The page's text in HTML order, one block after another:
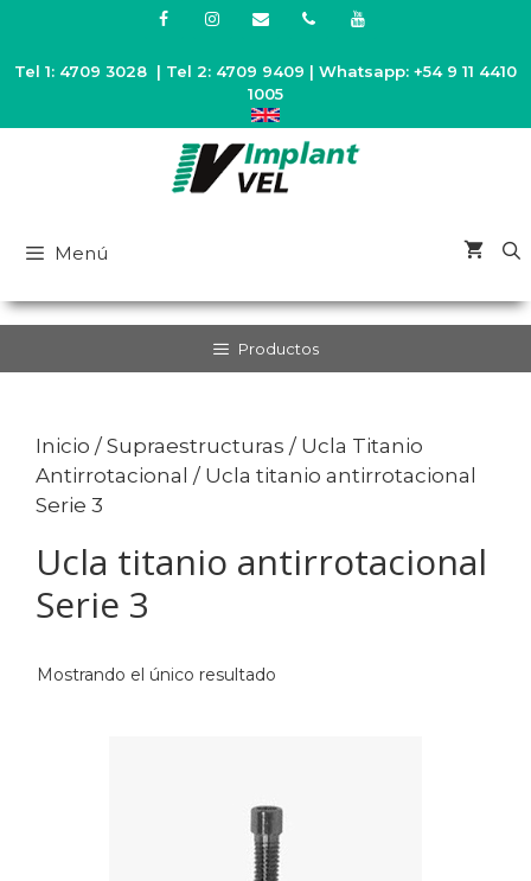
contenido
Tel 1: 4709 3028 | Tel 2: 4709 9409 | Whatsapp: +54 9 11 4410
1005
Menú
Inicio /Supraestructuras / Ucla Titanio
Antirrotacional / Ucla titanio antirrotacional
Serie 3
Ucla titanio antirrotacional
Serie 3
Mostrando el único resultado
Productos